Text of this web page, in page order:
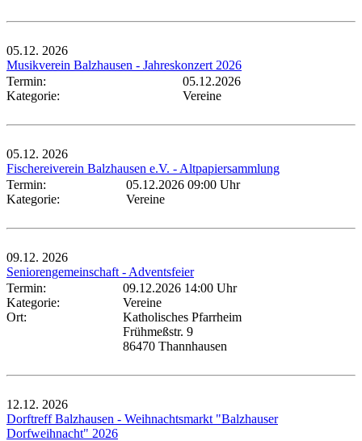
05.12. 2026
Musikverein Balzhausen - Jahreskonzert 2026
Termin:
05.12.2026
Kategorie:
Vereine
05.12. 2026
Fischereiverein Balzhausen e.V. - Altpapiersammlung
Termin:
05.12.2026 09:00 Uhr
Kategorie:
Vereine
09.12. 2026
Seniorengemeinschaft - Adventsfeier
Termin:
09.12.2026 14:00 Uhr
Kategorie:
Vereine
Ort:
Katholisches Pfarrheim
Frühmeßstr. 9
86470 Thannhausen
12.12. 2026
Dorftreff Balzhausen - Weihnachtsmarkt "Balzhauser
Dorfweihnacht" 2026